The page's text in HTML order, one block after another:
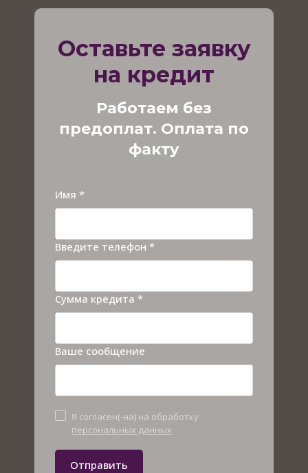
Оставьте заявку
на кредит
Работаем без
предоплат. Оплата по
факту
Имя *
Введите телефон *
Сумма кредита *
Ваше сообщение
Отправить
Я согласен(-на) на обработку
персональных данных